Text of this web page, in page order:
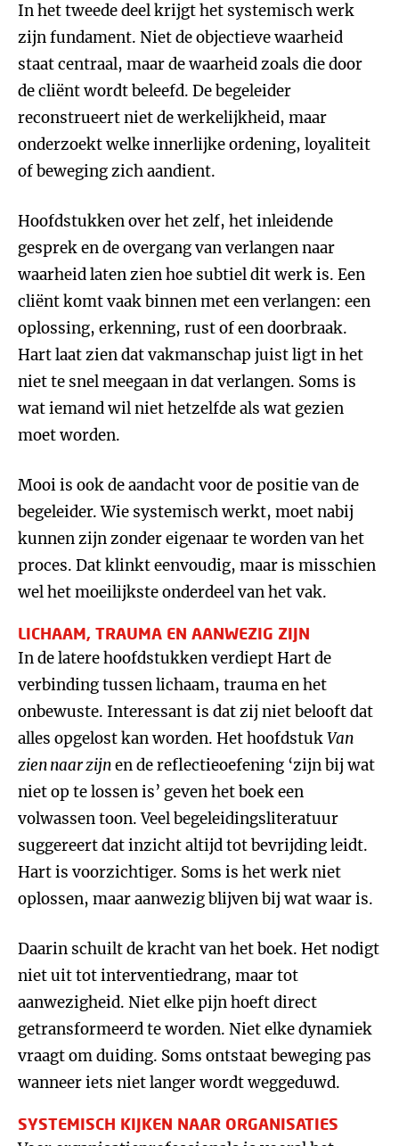
In het tweede deel krijgt het systemisch werk
zijn fundament. Niet de objectieve waarheid
staat centraal, maar de waarheid zoals die door
de cliënt wordt beleefd. De begeleider
reconstrueert niet de werkelijkheid, maar
onderzoekt welke innerlijke ordening, loyaliteit
of beweging zich aandient.
Hoofdstukken over het zelf, het inleidende
gesprek en de overgang van verlangen naar
waarheid laten zien hoe subtiel dit werk is. Een
cliënt komt vaak binnen met een verlangen: een
oplossing, erkenning, rust of een doorbraak.
Hart laat zien dat vakmanschap juist ligt in het
niet te snel meegaan in dat verlangen. Soms is
wat iemand wil niet hetzelfde als wat gezien
moet worden.
Mooi is ook de aandacht voor de positie van de
begeleider. Wie systemisch werkt, moet nabij
kunnen zijn zonder eigenaar te worden van het
proces. Dat klinkt eenvoudig, maar is misschien
wel het moeilijkste onderdeel van het vak.
LICHAAM, TRAUMA EN AANWEZIG ZIJN
In de latere hoofdstukken verdiept Hart de
verbinding tussen lichaam, trauma en het
onbewuste. Interessant is dat zij niet belooft dat
alles opgelost kan worden. Het hoofdstukVan
zien naar zijnen de reflectieoefening ‘zijn bij wat
niet op te lossen is’ geven het boek een
volwassen toon. Veel begeleidingsliteratuur
suggereert dat inzicht altijd tot bevrijding leidt.
Hart is voorzichtiger. Soms is het werk niet
oplossen, maar aanwezig blijven bij wat waar is.
Daarin schuilt de kracht van het boek. Het nodigt
niet uit tot interventiedrang, maar tot
aanwezigheid. Niet elke pijn hoeft direct
getransformeerd te worden. Niet elke dynamiek
vraagt om duiding. Soms ontstaat beweging pas
wanneer iets niet langer wordt weggeduwd.
SYSTEMISCH KIJKEN NAAR ORGANISATIES